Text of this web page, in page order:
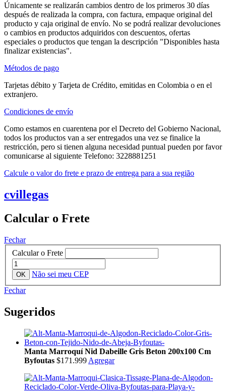
Únicamente se realizarán cambios dentro de los primeros 30 días
después de realizada la compra, con factura, empaque original del
producto y caja original de envío. No se podrá realizar devoluciones
o cambios en productos adquiridos con descuentos, ofertas
especiales o productos que tengan la descripción "Disponibles hasta
finalizar existencias".
Métodos de pago
Tarjetas débito y Tarjeta de Crédito, emitidas en Colombia o en el
extranjero.
Condiciones de envío
Como estamos en cuarentena por el Decreto del Gobierno Nacional,
todos los productos van a ser entregados una vez se finalice la
restricción, pero si tienen alguna necesidad puntual pueden por favor
comunicarse al siguiente Telefono: 3228881251
Calcule o valor do frete e prazo de entrega para a sua região
cvillegas
Calcular o Frete
Fechar
Calcular o Frete
Não sei meu CEP
Fechar
Sugeridos
Manta Marroquí Nid Dabeille Gris Beton 200x100 Cm
Byfoutas $171.999 Agregar